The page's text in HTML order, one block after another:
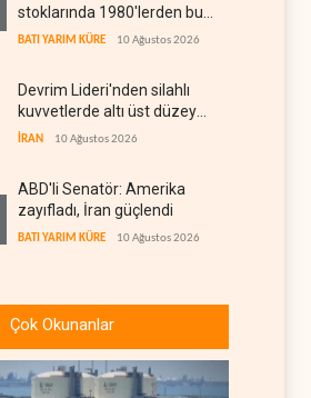
stoklarında 1980'lerden bu
yana en düşük seviye
BATI YARIM KÜRE 10 Ağustos 2026
Devrim Lideri'nden silahlı
kuvvetlerde altı üst düzey
atama
İRAN 10 Ağustos 2026
ABD'li Senatör: Amerika
zayıfladı, İran güçlendi
BATI YARIM KÜRE 10 Ağustos 2026
yeni petrol ihracatı
anlaşması
Rızai'nin yeni görevi İran
Çok Okunanlar